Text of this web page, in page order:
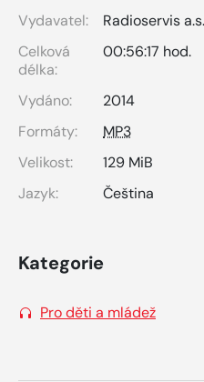
Vydavatel:
Radioservis a.s.
Celková
délka:
00:56:17 hod.
Vydáno:
2014
Formáty:
MP3
Velikost:
129 MiB
Jazyk:
Čeština
Kategorie
Pro děti a mládež